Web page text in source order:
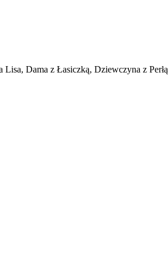
Dama z Łasiczką, Dziewczyna z